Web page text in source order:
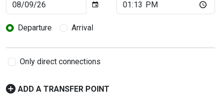
Departure Arrival
Only direct connections
ADD A TRANSFER POINT